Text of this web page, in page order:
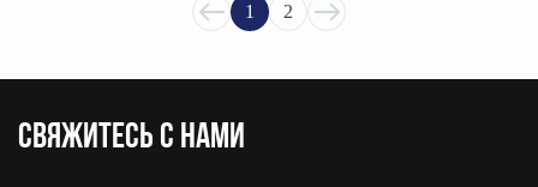
1 2
CВЯЖИТЕСЬ С НАМИ